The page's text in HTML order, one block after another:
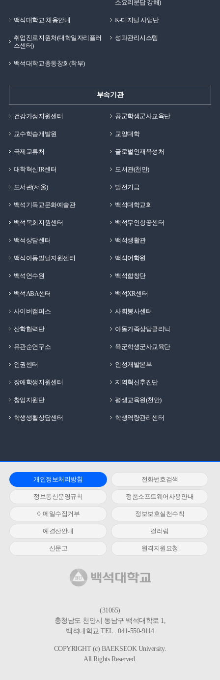
소요리문답 강해)
백석대학교 채용안내 K-디지털 사업단
취업진로지원처(대학일자리플러
스센터)
성과관리시스템
백석대학교총동창회(학부)
부속기관
건강가정지원센터 공군학생군사교육단
교수학습개발원 교양대학
국제교류처 글로벌인재육성처
대학혁신IR센터 도서관(천안)
도서관(서울) 발전기금
백석기독교문화예술관 백석대학교회
백석목회지원센터 백석무인항공센터
백석상담센터 백석생활관
백석아동발달지원센터 백석어학원
백석연수원 백석합창단
백석ABA센터 백석XR센터
사이버캠퍼스 사회봉사센터
산학협력단 아동가족상담클리닉
유관순연구소 육군학생군사교육단
인권센터 인성개발본부
장애학생지원센터 지역혁신추진단
창업지원단 평생교육원(천안)
학생생활상담센터 학생역량관리센터
개인정보처리방침 전화번호검색
정보통신운영규칙 정품소프트웨어사용안내
이메일수집거부 정보보호실천수칙
예결산안내 컬러링
신문고 원격지원요청
(31065)
충청남도 천안시 동남구 백석대학로 1,
백석대학교 TEL : 041-550-9114
COPYRIGHT (c) BAEKSEOK University.
All Rights Reserved.